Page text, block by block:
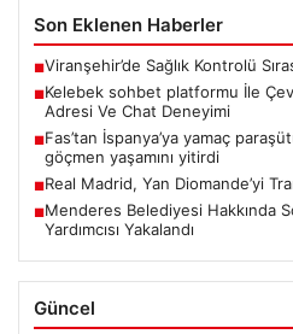
Son Eklenen Haberler
■Viranşehir’de Sağlık Kontrolü
■Kelebek sohbet platformu İle
Adresi Ve Chat Deneyimi
■Fas’tan İspanya’ya yamaç
göçmen yaşamını yitirdi
■Real Madrid, Yan Diomande’yi
■Menderes Belediyesi Hakkında
Yardımcısı Yakalandı
Güncel